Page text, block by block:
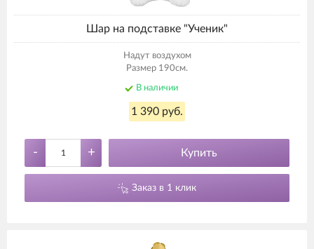
Шар на подставке "Ученик"
Надут воздухом
Размер 190см.
В наличии
1 390 руб.
- + Купить
Заказ в 1 клик